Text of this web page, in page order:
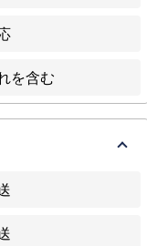
を含む